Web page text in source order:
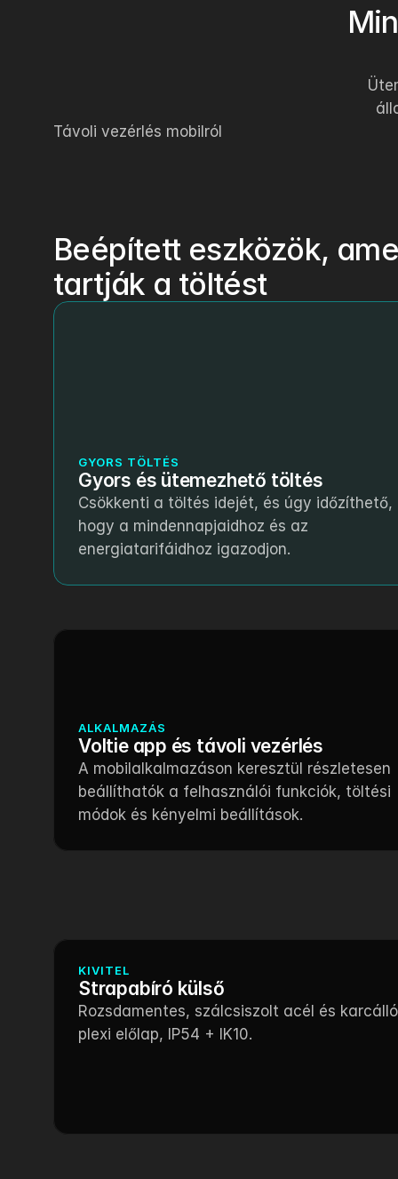
Távoli vezérlés mobilról
Beépített eszközök,
tartják a töltést
GYORS TÖLTÉS
Gyors és ütemezhető töltés
Csökkenti a töltés idejét, és úgy időzíthető,
hogy a mindennapjaidhoz és az
energiatarifáidhoz igazodjon.
ALKALMAZÁS
Voltie app és távoli vezérlés
A mobilalkalmazáson keresztül részletesen
beállíthatók a felhasználói funkciók, töltési
módok és kényelmi beállítások.
KIVITEL
Strapabíró külső
Rozsdamentes, szálcsiszolt acél és karcálló
plexi előlap, IP54 + IK10.